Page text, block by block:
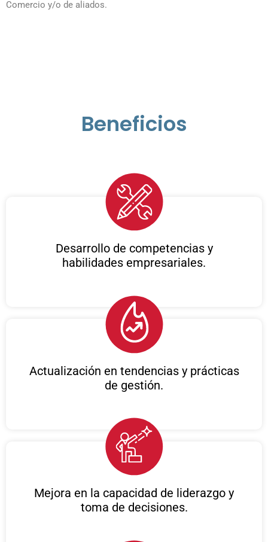
Comercio y/o de aliados.
Beneficios
Desarrollo de competencias y
habilidades empresariales.
Actualización en tendencias y prácticas
de gestión.
Mejora en la capacidad de liderazgo y
toma de decisiones.